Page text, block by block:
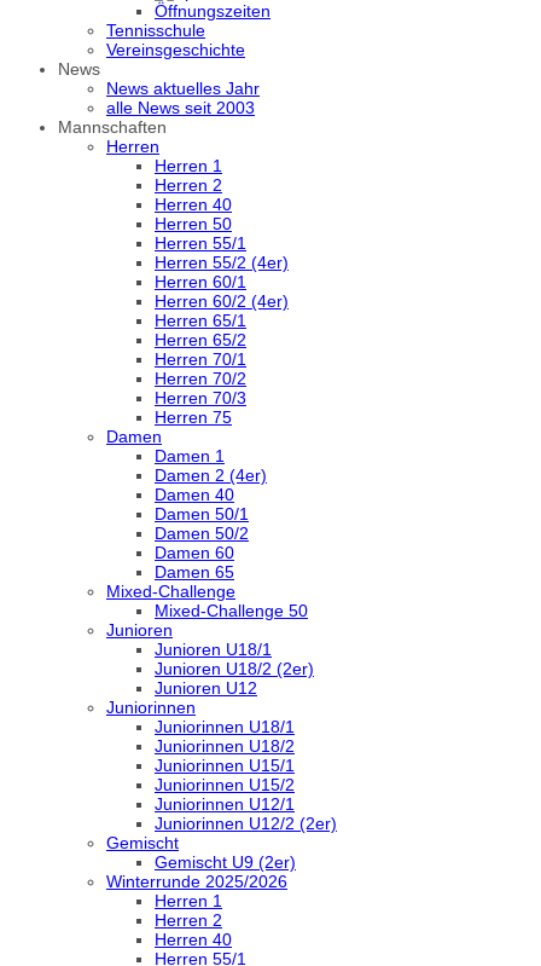
Öffnungszeiten
Tennisschule
Vereinsgeschichte
News
News aktuelles Jahr
alle News seit 2003
Mannschaften
Herren
Herren 1
Herren 2
Herren 40
Herren 50
Herren 55/1
Herren 55/2 (4er)
Herren 60/1
Herren 60/2 (4er)
Herren 65/1
Herren 65/2
Herren 70/1
Herren 70/2
Herren 70/3
Herren 75
Damen
Damen 1
Damen 2 (4er)
Damen 40
Damen 50/1
Damen 50/2
Damen 60
Damen 65
Mixed-Challenge
Mixed-Challenge 50
Junioren
Junioren U18/1
Junioren U18/2 (2er)
Junioren U12
Juniorinnen
Juniorinnen U18/1
Juniorinnen U18/2
Juniorinnen U15/1
Juniorinnen U15/2
Juniorinnen U12/1
Juniorinnen U12/2 (2er)
Gemischt
Gemischt U9 (2er)
Winterrunde 2025/2026
Herren 1
Herren 2
Herren 40
Herren 55/1